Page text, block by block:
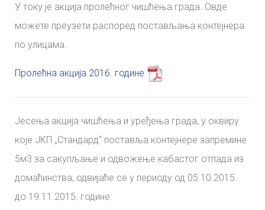
У току је акција пролећног чишћења града. Овде
можете преузети распоред постављања контејнера
по улицама.
Пролећна акција 2016. године
Јесења акција чишћења и уређења града, у оквиру
које ЈКП „Стандард“ поставља контејнере запремине
5м3 за сакупљање и одвожење кабастог отпада из
домаћинства, одвијаће се у периоду од 05.10.2015.
до 19.11.2015. године.